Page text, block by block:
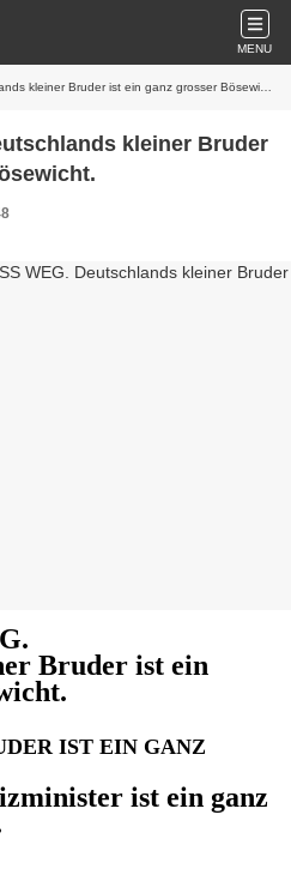
MENU
kleiner Bruder ist ein ganz grosser Bösewicht.
kleiner Bruder
Bruder ist ein
IST EIN GANZ
ist ein ganz